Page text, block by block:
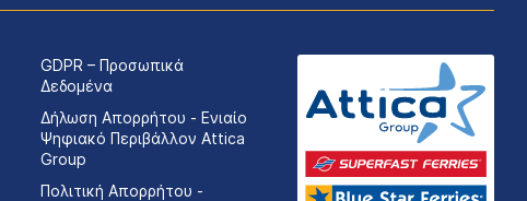
GDPR – Προσωπικά
Δεδομένα
Δήλωση Απορρήτου - Ενιαίο
Ψηφιακό Περιβάλλον Attica
Group
Πολιτική Απορρήτου -